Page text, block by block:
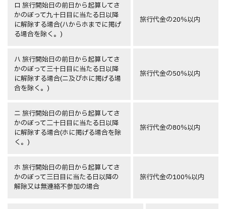
ロ 旅行開始日の前日から起算してさ
かのぼって九十日目に当たる日以降
に解除する場合(ハからホまでに掲げ
る場合を除く。)
旅行代金の20％以内
ハ 旅行開始日の前日から起算してさ
かのぼって三十日目に当たる日以降
に解除する場合(ニ及びホに掲げる場
合を除く。)
旅行代金の50％以内
ニ 旅行開始日の前日から起算してさ
かのぼって二十日目に当たる日以降
に解除する場合(ホに掲げる場合を除
く。)
旅行代金の80％以内
ホ 旅行開始日の前日から起算してさ
かのぼって三日目に当たる日以降の
解除又は無連絡不参加の場合
旅行代金の100％以内